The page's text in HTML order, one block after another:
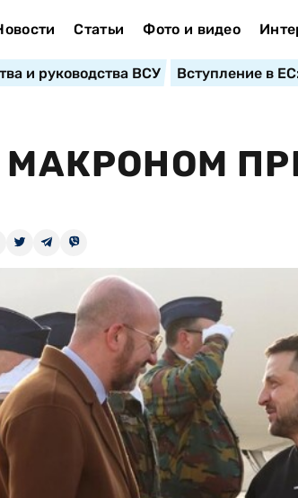
Статьи Фото и видео
и руководства ВСУ Вступление в
МАКРОНОМ